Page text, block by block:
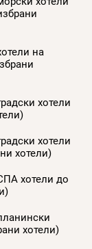
на
хотели
хотели
хотели)
хотели до
хотели)